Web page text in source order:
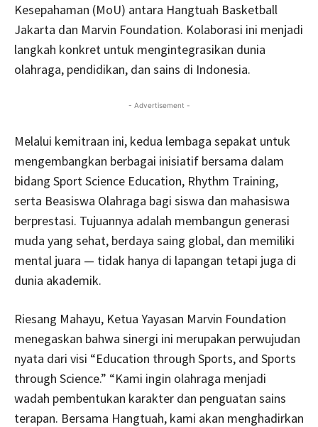
Kesepahaman (MoU) antara Hangtuah Basketball
Jakarta dan Marvin Foundation. Kolaborasi ini menjadi
langkah konkret untuk mengintegrasikan dunia
olahraga, pendidikan, dan sains di Indonesia.
- Advertisement -
Melalui kemitraan ini, kedua lembaga sepakat untuk
mengembangkan berbagai inisiatif bersama dalam
bidang Sport Science Education, Rhythm Training,
serta Beasiswa Olahraga bagi siswa dan mahasiswa
berprestasi. Tujuannya adalah membangun generasi
muda yang sehat, berdaya saing global, dan memiliki
mental juara — tidak hanya di lapangan tetapi juga di
dunia akademik.
Riesang Mahayu, Ketua Yayasan Marvin Foundation
menegaskan bahwa sinergi ini merupakan perwujudan
nyata dari visi “Education through Sports, and Sports
through Science.” “Kami ingin olahraga menjadi
wadah pembentukan karakter dan penguatan sains
terapan. Bersama Hangtuah, kami akan menghadirkan